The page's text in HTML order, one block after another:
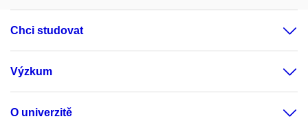
Chci studovat
Výzkum
O univerzitě